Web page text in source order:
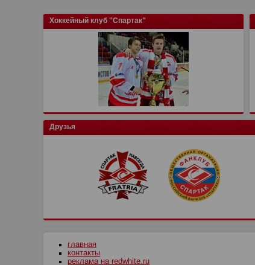
Хоккейный клуб "Спартак"
Друзья
главная
контакты
реклама на redwhite.ru